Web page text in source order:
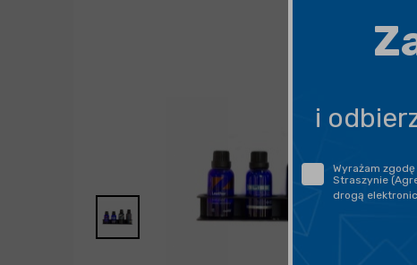
i
Wyrażam
Straszynie
drogą